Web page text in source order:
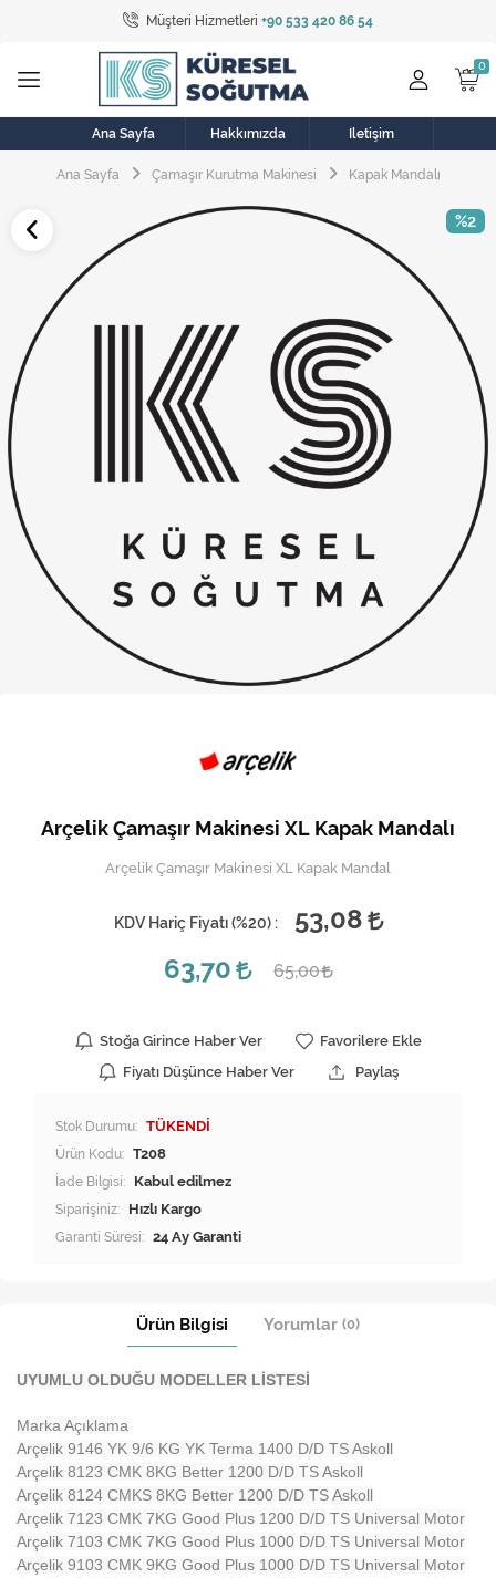
Müşteri Hizmetleri +90 533 420 86 54
Tüm Kategoriler
Bulaşık Makinesi
Buzdolabı
Çamaşır Kurutma Makinesi
Elektrikli Aksamlar
Elektrikli Süpürge
Fan
Fırın, Ocak ve Aspiratör
Klima
Kombi
Musluk
Ana Sayfa Hakkımızda İletişim
Ana Sayfa Çamaşır Kurutma Makinesi Kapak Mandalı
%2
Arçelik Çamaşır Makinesi XL Kapak Mandalı
Arçelik Çamaşır Makinesi XL Kapak Mandal
KDV Hariç Fiyatı (%20) :
53,08
63,70
65,00
Stoğa Girince Haber Ver
Favorilere Ekle
Fiyatı Düşünce Haber Ver
Paylaş
Stok Durumu: TÜKENDİ
Ürün Kodu: T208
İade Bilgisi:
Siparişiniz: Hızlı Kargo
Garanti Süresi: 24 Ay Garanti
Ürün Bilgisi Yorumlar (0)
UYUMLU OLDUĞU MODELLER LİSTESİ
Marka Açıklama
Arçelik 9146 YK 9/6 KG YK Terma 1400 D/D TS Askoll
Arçelik 8123 CMK 8KG Better 1200 D/D TS Askoll
Arçelik 8124 CMKS 8KG Better 1200 D/D TS Askoll
Arçelik 7123 CMK 7KG Good Plus 1200 D/D TS Universal Motor
Arçelik 7103 CMK 7KG Good Plus 1000 D/D TS Universal Motor
Arçelik 9103 CMK 9KG Good Plus 1000 D/D TS Universal Motor